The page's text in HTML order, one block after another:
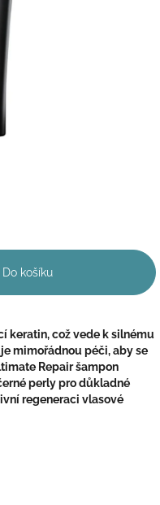
Do košíku
keratin, což vede k silnému
mimořádnou péči, aby se
Repair šampon
perly pro důkladné
regeneraci vlasové